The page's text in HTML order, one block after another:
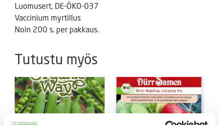
Luomusert, DE-ÖKO-037
Vaccinium myrtillus
Noin 200 s. per pakkaus.
Tutustu myös